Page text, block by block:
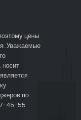
цены
Уважаемые
носит
по
45-55